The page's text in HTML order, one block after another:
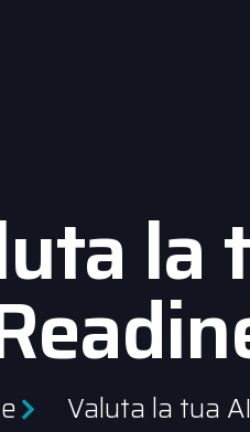
la
Valuta la tua